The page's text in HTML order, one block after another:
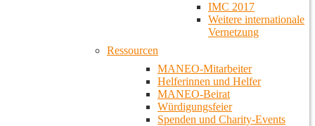
IMC 2017
Weitere internationale
Vernetzung
Ressourcen
MANEO-Mitarbeiter
Helferinnen und Helfer
MANEO-Beirat
Würdigungsfeier
Spenden und Charity-Events